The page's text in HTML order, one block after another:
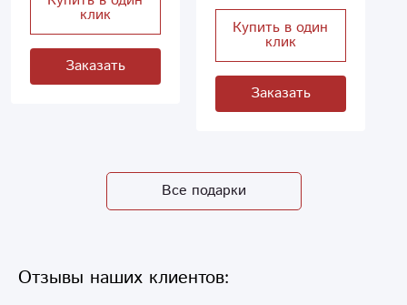
клик
Заказать
Купить в один
клик
Заказать
Все подарки
Отзывы наших клиентов: